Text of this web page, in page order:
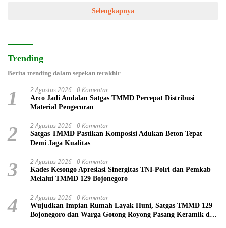
Selengkapnya
Trending
Berita trending dalam sepekan terakhir
1 2 Agustus 2026 0 Komentar
Arco Jadi Andalan Satgas TMMD Percepat Distribusi
Material Pengecoran
2 2 Agustus 2026 0 Komentar
Satgas TMMD Pastikan Komposisi Adukan Beton Tepat
Demi Jaga Kualitas
3 2 Agustus 2026 0 Komentar
Kades Kesongo Apresiasi Sinergitas TNI-Polri dan Pemkab
Melalui TMMD 129 Bojonegoro
4 2 Agustus 2026 0 Komentar
Wujudkan Impian Rumah Layak Huni, Satgas TMMD 129
Bojonegoro dan Warga Gotong Royong Pasang Keramik di